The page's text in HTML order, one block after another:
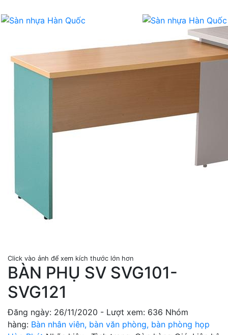
Click vào ảnh để xem kích thước lớn hơn
BÀN PHỤ SV SVG101-
SVG121
Đăng ngày: 26/11/2020 - Lượt xem: 636 Nhóm
hàng: Bàn nhân viên, bàn văn phòng, bàn phòng họp